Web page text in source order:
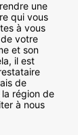
une
qui vous
à vous
votre
et son
il est
de
région de
à nous